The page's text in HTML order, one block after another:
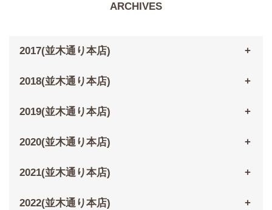
ARCHIVES
2017(並木通り本店)
2018(並木通り本店)
2019(並木通り本店)
2020(並木通り本店)
2021(並木通り本店)
2022(並木通り本店)